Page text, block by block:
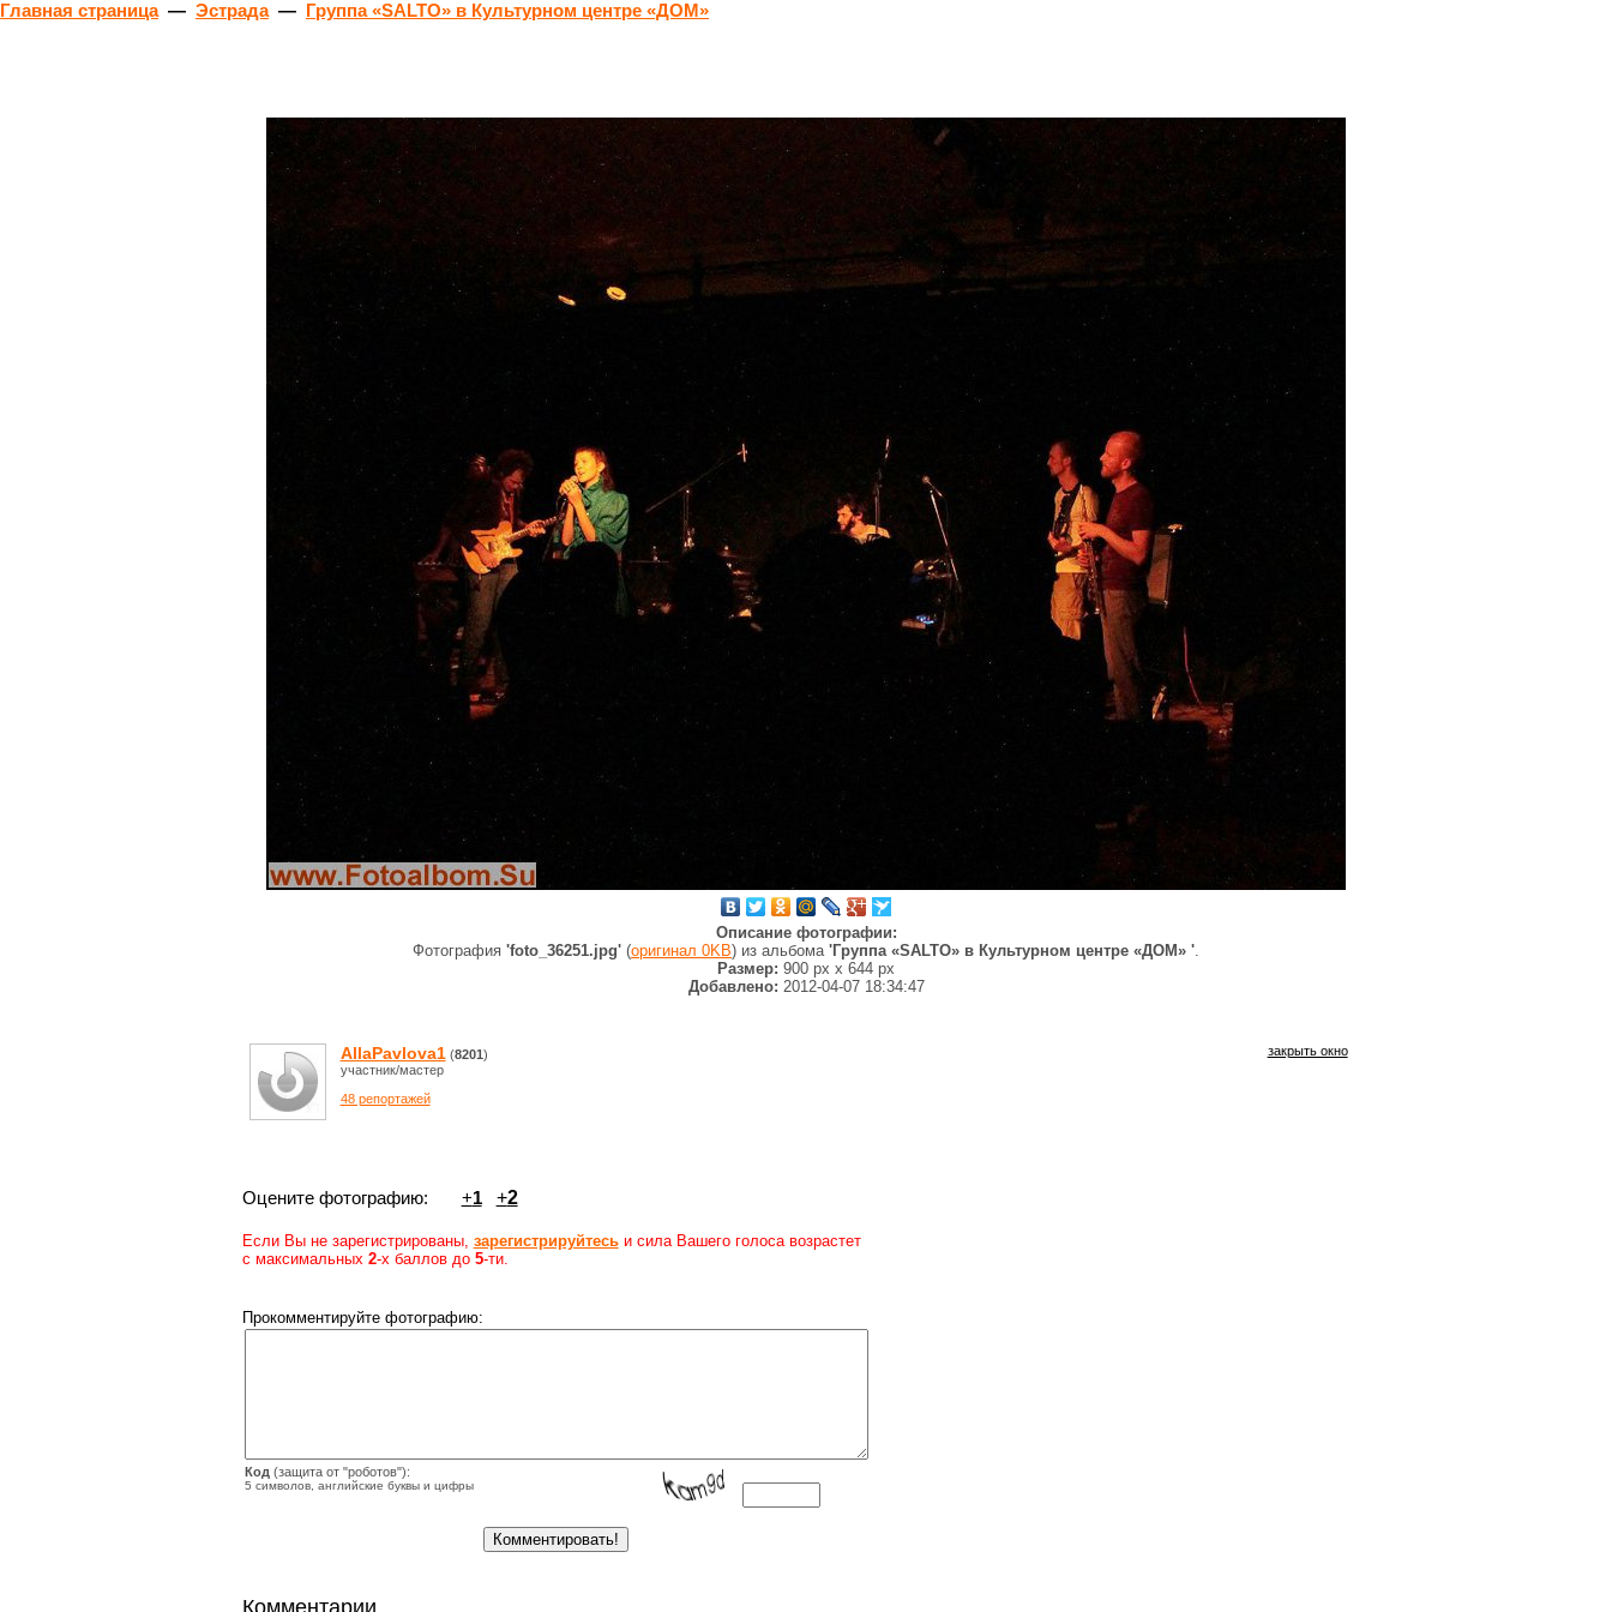
Главная страница— Эстрада— Группа «SALTO» в Культурном центре «ДОМ»
Описание фотографии:
Фотография 'foto_36251.jpg' (оригинал 0KB) из альбома 'Группа «SALTO» в Культурном центре «ДОМ» '.
Размер: 900 px x 644 px
Добавлено: 2012-04-07 18:34:47
AllaPavlova1(8201)
участник/мастер
48 репортажей
закрыть окно
Оцените фотографию: +1 +2
Если Вы не зарегистрированы, зарегистрируйтесьи сила Вашего голоса возрастет
с максимальных 2-х баллов до 5-ти.
Прокомментируйте фотографию:
Код (защита от "роботов"):
5 символов, английские буквы и цифры
Комментарии